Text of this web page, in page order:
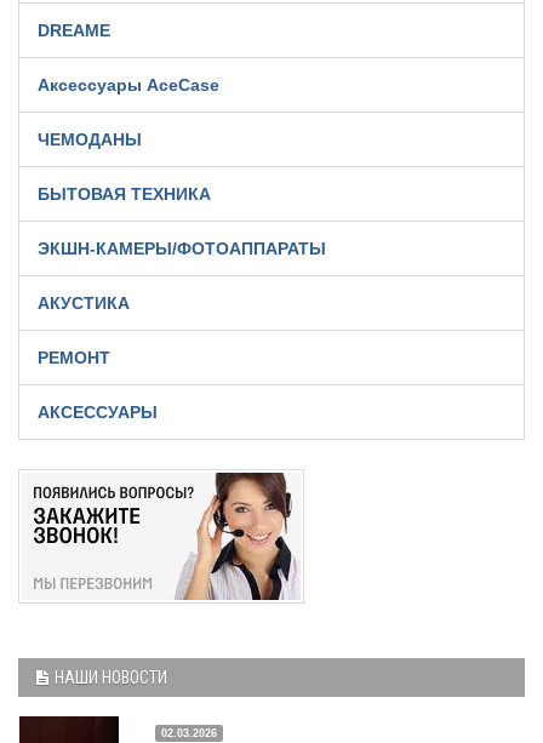
DREAME
Аксессуары AceCase
ЧЕМОДАНЫ
БЫТОВАЯ ТЕХНИКА
ЭКШН-КАМЕРЫ/ФОТОАППАРАТЫ
АКУСТИКА
РЕМОНТ
АКСЕССУАРЫ
НАШИ НОВОСТИ
02.03.2026